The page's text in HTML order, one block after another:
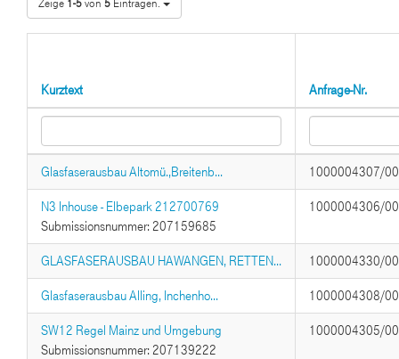
Zeige 1-5von 5 Einträgen.
Kurztext Anfrage-Nr.
Glasfaserausbau Altomü.,Breitenb... 1000004307/
N3 Inhouse - Elbepark 212700769
Submissionsnummer: 207159685
1000004306/
GLASFASERAUSBAU HAWANGEN, RETTEN... 1000004330/
Glasfaserausbau Alling, Inchenho... 1000004308/
SW12 Regel Mainz und Umgebung
Submissionsnummer: 207139222
1000004305/